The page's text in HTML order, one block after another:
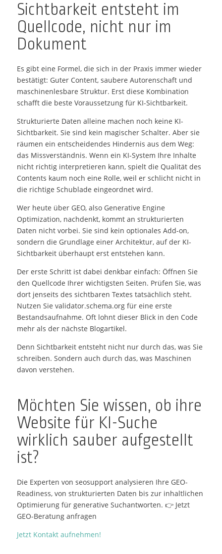
Sichtbarkeit entsteht im
Quellcode, nicht nur im
Dokument
Es gibt eine Formel, die sich in der Praxis immer wieder
bestätigt: Guter Content, saubere Autorenschaft und
maschinenlesbare Struktur. Erst diese Kombination
schafft die beste Voraussetzung für KI-Sichtbarkeit.
Strukturierte Daten alleine machen noch keine KI-
Sichtbarkeit. Sie sind kein magischer Schalter. Aber sie
räumen ein entscheidendes Hindernis aus dem Weg:
das Missverständnis. Wenn ein KI-System Ihre Inhalte
nicht richtig interpretieren kann, spielt die Qualität des
Contents kaum noch eine Rolle, weil er schlicht nicht in
die richtige Schublade eingeordnet wird.
Wer heute über GEO, also Generative Engine
Optimization, nachdenkt, kommt an strukturierten
Daten nicht vorbei. Sie sind kein optionales Add-on,
sondern die Grundlage einer Architektur, auf der KI-
Sichtbarkeit überhaupt erst entstehen kann.
Der erste Schritt ist dabei denkbar einfach: Öffnen Sie
den Quellcode Ihrer wichtigsten Seiten. Prüfen Sie, was
dort jenseits des sichtbaren Textes tatsächlich steht.
Nutzen Sie validator.schema.org für eine erste
Bestandsaufnahme. Oft lohnt dieser Blick in den Code
mehr als der nächste Blogartikel.
Denn Sichtbarkeit entsteht nicht nur durch das, was Sie
schreiben. Sondern auch durch das, was Maschinen
davon verstehen.
Möchten Sie wissen, ob ihre
Website für KI-Suche
wirklich sauber aufgestellt
ist?
Die Experten von seosupport analysieren Ihre GEO-
Readiness, von strukturierten Daten bis zur inhaltlichen
Optimierung für generative Suchantworten. 👉 Jetzt
GEO-Beratung anfragen
Jetzt Kontakt aufnehmen!